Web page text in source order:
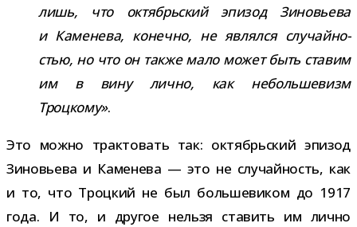
лишь, что октябрь­ский эпи­зод Зиновьева
и Каменева, конечно, не являлся слу­чай­но­
стью, но что он также мало может быть ста­вим
им в вину лично, как неболь­ше­визм
Троцкому».
Это можно трак­то­вать так: октябрь­ский эпи­зод
Зиновьева и Каменева — это не слу­чай­ность, как
и то, что Троцкий не был боль­ше­ви­ком до 1917
года. И то, и дру­гое нельзя ста­вить им лично